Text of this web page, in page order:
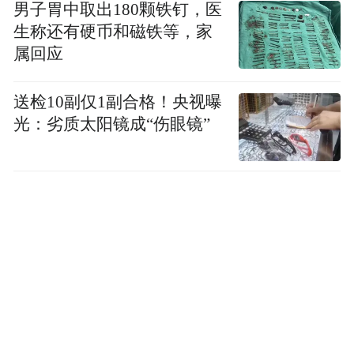
男子胃中取出180颗铁钉，医
生称还有硬币和磁铁等，家
属回应
送检10副仅1副合格！央视曝
光：劣质太阳镜成“伤眼镜”